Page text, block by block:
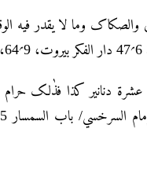
والصکاک وما لا یقدر
دنانیر کذا فذٰلک حرام